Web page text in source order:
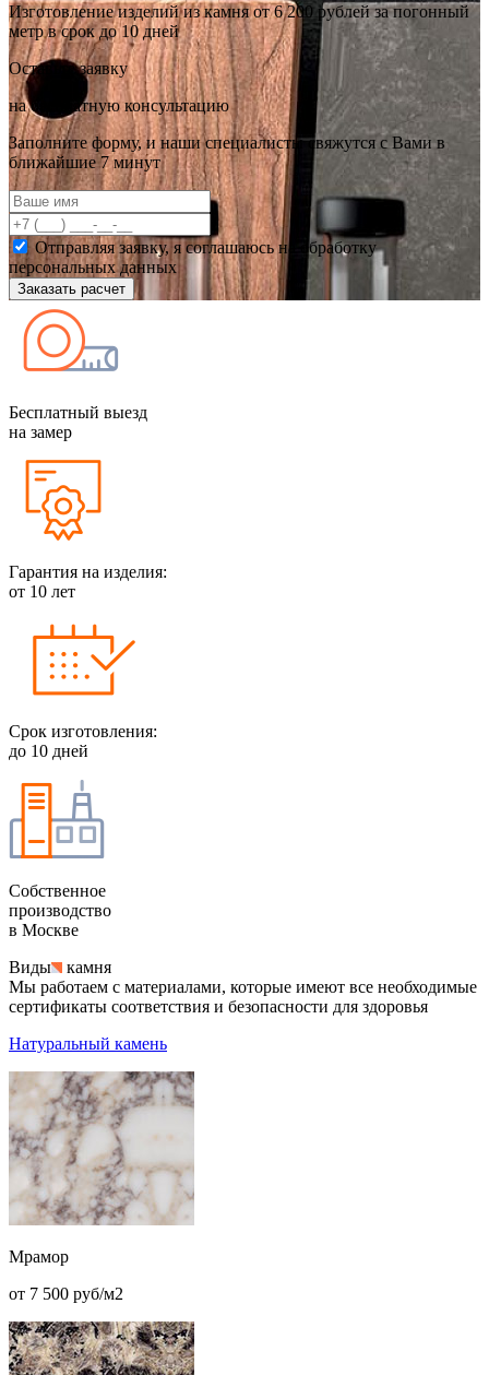
Изготовление изделий из камня от 6 200 рублей за погонный
метр в срок до 10 дней
Оставьте заявку
на бесплатную консультацию
Заполните форму, и наши специалисты свяжутся с Вами в
ближайшие 7 минут
Отправляя заявку, я соглашаюсь на обработку
персональных данных
Заказать расчет
Бесплатный выезд
на замер
Гарантия на изделия:
от 10 лет
Срок изготовления:
до 10 дней
Собственное
производство
в Москве
Виды
камня
Мы работаем с материалами, которые имеют все необходимые
сертификаты соответствия и безопасности для здоровья
Натуральный камень
Мрамор
от 7 500 руб/м2